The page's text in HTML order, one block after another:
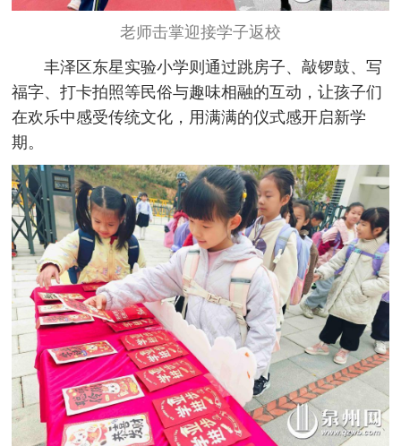
老师击掌迎接学子返校
丰泽区东星实验小学则通过跳房子、敲锣鼓、写
福字、打卡拍照等民俗与趣味相融的互动，让孩子们
在欢乐中感受传统文化，用满满的仪式感开启新学
期。